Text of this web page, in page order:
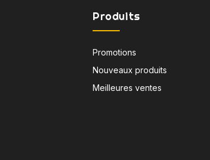
Produits
Promotions
Nouveaux produits
Meilleures ventes